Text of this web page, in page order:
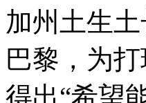
加州土生
巴黎，为
得出“希望